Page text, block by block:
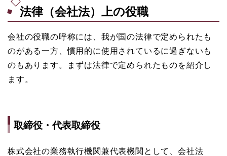
法律（会社法）上の役職
会社の役職の呼称には、我が国の法律で定められたも
のがある一方、慣用的に使用されているに過ぎないも
のもあります。まずは法律で定められたものを紹介し
ます。
取締役・代表取締役
株式会社の業務執行機関兼代表機関として、会社法